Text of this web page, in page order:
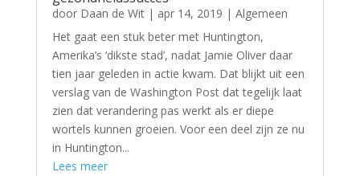
door Daan de Wit| apr 14, 2019 | Algemeen
Het gaat een stuk beter met Huntington,
Amerika’s ‘dikste stad’, nadat Jamie Oliver daar
tien jaar geleden in actie kwam. Dat blijkt uit een
verslag van de Washington Post dat tegelijk laat
zien dat verandering pas werkt als er diepe
wortels kunnen groeien. Voor een deel zijn ze nu
in Huntington...
Lees meer